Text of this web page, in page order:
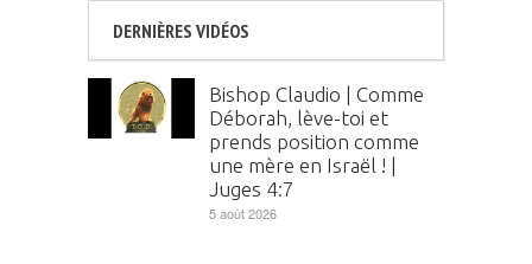
DERNIÈRES VIDÉOS
Bishop Claudio | Comme
Déborah, lève-toi et
prends position comme
une mère en Israël ! |
Juges 4:7
5 août 2026